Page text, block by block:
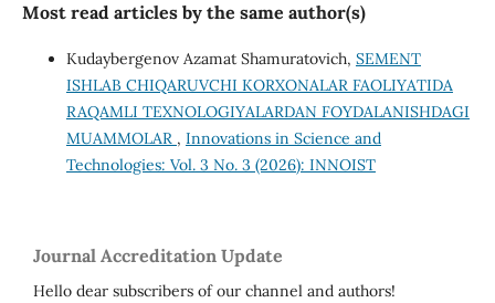
Most read articles by the same author(s)
Kudaybergenov Azamat Shamuratovich, SEMENT
ISHLAB CHIQARUVCHI KORXONALAR FAOLIYATIDA
RAQAMLI TEXNOLOGIYALARDAN FOYDALANISHDAGI
MUAMMOLAR , Innovations in Science and
Technologies: Vol. 3 No. 3 (2026): INNOIST
Journal Accreditation Update
Hello dear subscribers of our channel and authors!